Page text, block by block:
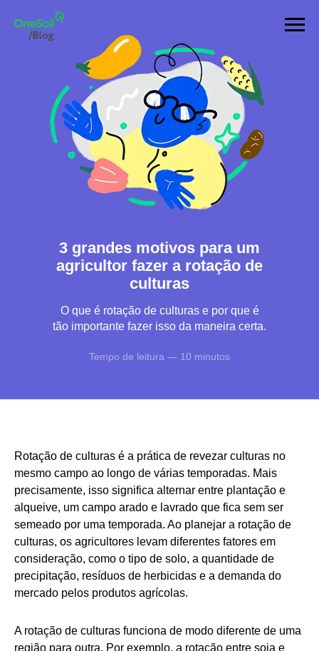
3 grandes motivos para um
agricultor fazer a rotação de
culturas
Tempo de leitura — 10 minutos
O que é rotação de culturas e por que é
tão importante fazer isso da maneira certa.
Rotação de culturas é a prática de revezar culturas no
mesmo campo ao longo de várias temporadas. Mais
precisamente, isso significa alternar entre plantação e
alqueive, um campo arado e lavrado que fica sem ser
semeado por uma temporada. Ao planejar a rotação de
culturas, os agricultores levam diferentes fatores em
consideração, como o tipo de solo, a quantidade de
precipitação, resíduos de herbicidas e a demanda do
mercado pelos produtos agrícolas.
A rotação de culturas funciona de modo diferente de uma
região para outra. Por exemplo, a rotação entre soja e